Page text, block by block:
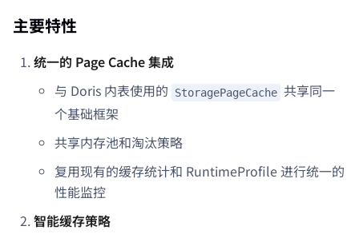
主要特性
统一的 Page Cache 集成
与 Doris 内表使用的
StoragePageCache 共享同一
个基础框架
共享内存池和淘汰策略
复用现有的缓存统计和 RuntimeProfile 进行统一的
性能监控
智能缓存策略